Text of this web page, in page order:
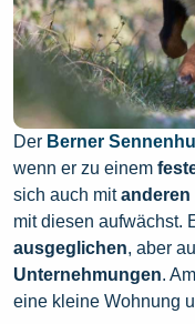
Der Berner
wenn er zu einem
sich auch mitanderen
mit diesen aufwächst.
ausgeglichen, aber
Unternehmungen.
eine kleine Wohnung